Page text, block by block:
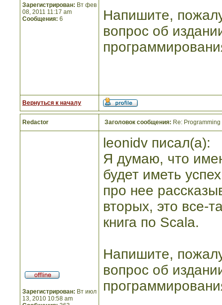
Зарегистрирован: Вт фев
08, 2011 11:17 am
Сообщения: 6
Напишите,
вопрос об
Вернуться к началу
Redactor Заголовок сообщения: Re:
Зарегистрирован: Вт июл
13, 2010 10:58 am
leonidv писал(а):
Я думаю, что
будет иметь
про нее
вторых, это все-
книга по Scala.
Напишите,
вопрос об